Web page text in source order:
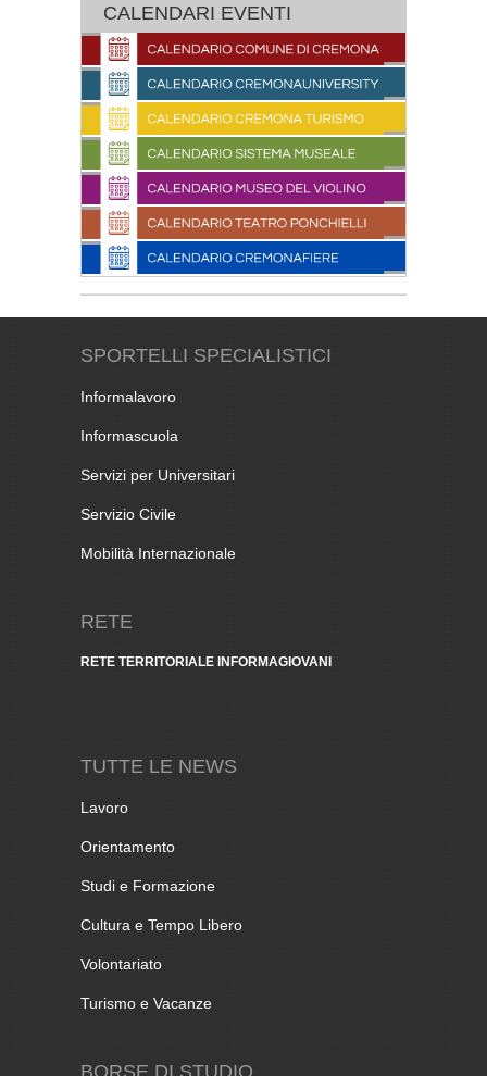
CALENDARI EVENTI
SPORTELLI SPECIALISTICI
Informalavoro
Informascuola
Servizi per Universitari
Servizio Civile
Mobilità Internazionale
RETE
RETE TERRITORIALE INFORMAGIOVANI
TUTTE LE NEWS
Lavoro
Orientamento
Studi e Formazione
Cultura e Tempo Libero
Volontariato
Turismo e Vacanze
BORSE DI STUDIO